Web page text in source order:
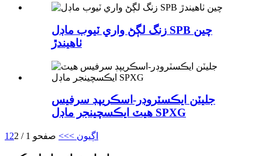
زنگ لڳڻ واري ٽيوب ماڊل SPB چين
ٺاهيندڙ
جليٽن ايڪسٽروڊر-اسڪريپڊ سرفيس
هيٽ ايڪسچينجر ماڊل SPXG
1 2 اڳيون >>> صفحو 1 / 2